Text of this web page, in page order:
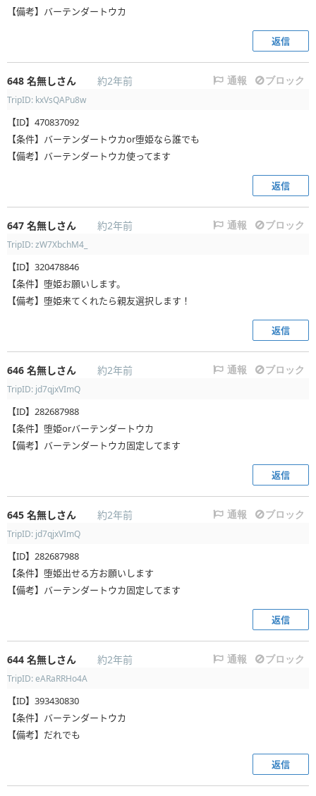
【備考】バーテンダートウカ
返信
648 名無しさん 約2年前 通報 ブロック
TripID: kxVsQAPu8w
【ID】470837092
【条件】バーテンダートウカor堕姫なら誰でも
【備考】バーテンダートウカ使ってます
返信
647 名無しさん 約2年前 通報 ブロック
TripID: zW7XbchM4_
【ID】320478846
【条件】堕姫お願いします。
【備考】堕姫来てくれたら親友選択します！
返信
646 名無しさん 約2年前 通報 ブロック
TripID: jd7qjxVImQ
【ID】282687988
【条件】堕姫orバーテンダートウカ
【備考】バーテンダートウカ固定してます
返信
645 名無しさん 約2年前 通報 ブロック
TripID: jd7qjxVImQ
【ID】282687988
【条件】堕姫出せる方お願いします
【備考】バーテンダートウカ固定してます
返信
644 名無しさん 約2年前 通報 ブロック
TripID: eARaRRHo4A
【ID】393430830
【条件】バーテンダートウカ
【備考】だれでも
返信